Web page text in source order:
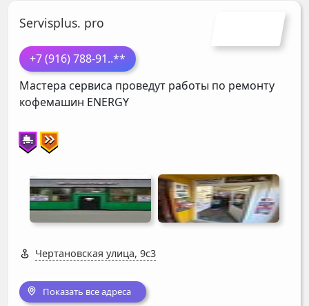
Servisplus. pro
+7 (916) 788-91..**
Мастера сервиса проведут работы по ремонту
кофемашин ENERGY
Чертановская улица, 9с3
Показать все адреса